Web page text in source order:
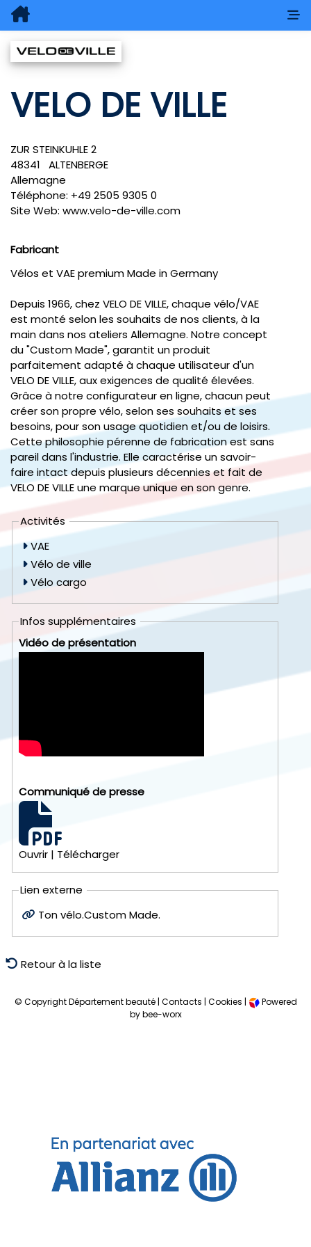
VELO DE VILLE
ZUR STEINKUHLE 2
48341
ALTENBERGE
Allemagne
Téléphone: +49 2505 9305 0
Site Web: www.velo-de-ville.com
Fabricant
Vélos et VAE premium Made in Germany
Depuis 1966, chez VELO DE VILLE, chaque vélo/VAE
est monté selon les souhaits de nos clients, à la
main dans nos ateliers Allemagne. Notre concept
du "Custom Made", garantit un produit
parfaitement adapté à chaque utilisateur d'un
VELO DE VILLE, aux exigences de qualité élevées.
Grâce à notre configurateur en ligne, chacun peut
créer son propre vélo, selon ses souhaits et ses
besoins, pour son usage quotidien et/ou de loisirs.
Cette philosophie pérenne de fabrication est sans
pareil dans l'industrie. Elle caractérise un savoir-
faire intact depuis plusieurs décennies et fait de
VELO DE VILLE une marque unique en son genre.
Activités
VAE
Vélo de ville
Vélo cargo
Infos supplémentaires
Vidéo de présentation
Communiqué de presse
Ouvrir | Télécharger
Lien externe
Ton vélo.Custom Made.
Retour à la liste
© Copyright Département beauté | Contacts | Cookies |
Powered
by bee-worx